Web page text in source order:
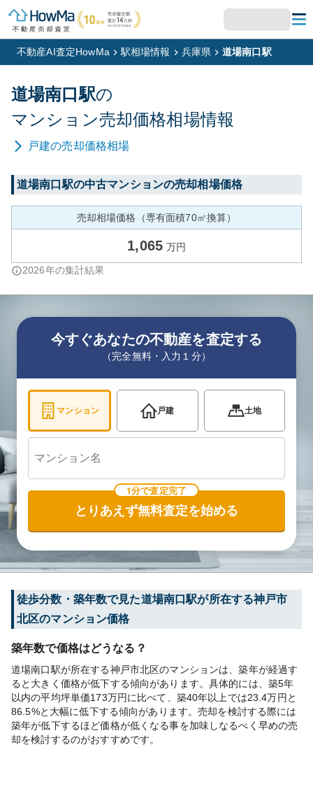
不動産AI査定HowMa 駅相場情報 兵庫県 道場南口駅
道場南口駅の
マンション売却価格相場情報
戸建の売却価格相場
道場南口駅の中古マンションの売却相場価格
売却相場価格（専有面積70㎡換算）
1,065 万円
2026年の集計結果
今すぐあなたの不動産を査定する
（完全無料・入力１分）
マンション 戸建 土地
1分で査定完了
とりあえず無料査定を始める
徒歩分数・築年数で見た道場南口駅が所在する神戸市
北区のマンション価格
築年数で価格はどうなる？
道場南口駅が所在する神戸市北区のマンションは、築年が経過す
ると大きく価格が低下する傾向があります。具体的には、築5年
以内の平均坪単価173万円に比べて、築40年以上では23.4万円と
86.5%と大幅に低下する傾向があります。売却を検討する際には
築年が低下するほど価格が低くなる事を加味しなるべく早めの売
却を検討するのがおすすめです。